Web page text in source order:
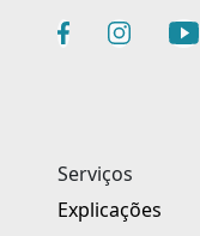
Serviços
Explicações